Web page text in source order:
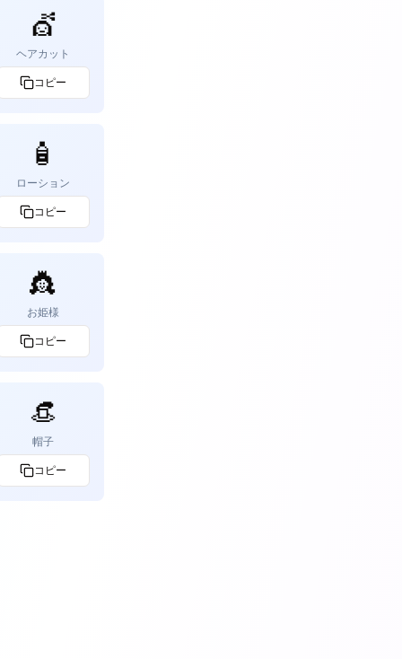
💇
ヘアカット
コピー
🧴
ローション
コピー
👸
お姫様
コピー
👒
帽子
コピー